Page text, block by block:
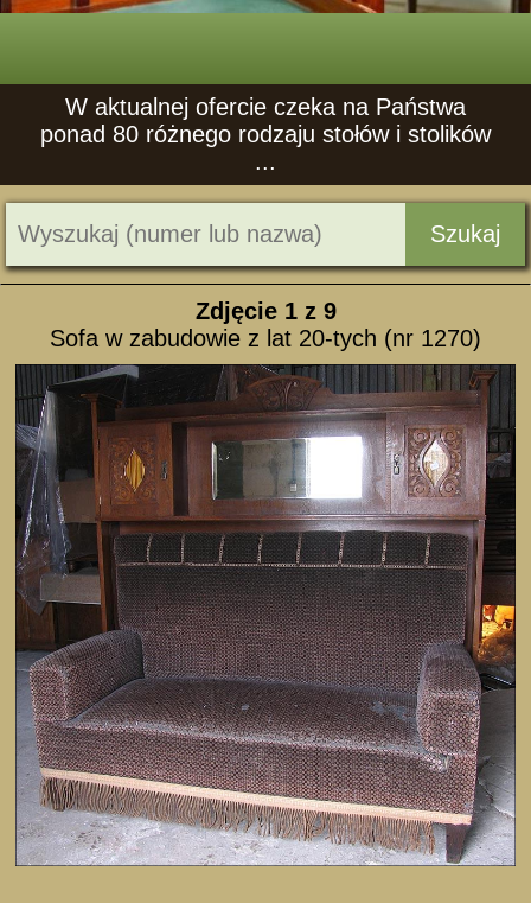
W aktualnej ofercie czeka na Państwa
ponad 80 różnego rodzaju stołów i stolików
...
Szukaj
Zdjęcie 1z 9
Sofa w zabudowie z lat 20-tych (nr 1270)